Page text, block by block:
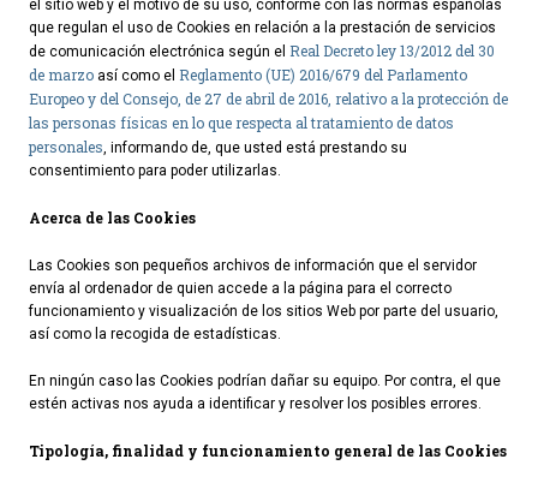
Salud
Educación
Deportes
Centros Sociales y Asistenciales
Medio Ambiente
Transportes
Seguridad
Servicios Comarcales
el sitio web y el motivo de su uso, conforme con las normas españolas
que regulan el uso de Cookies en relación a la prestación de servicios
de comunicación electrónica según el Real Decreto ley 13/2012 del 30
de marzo así como el Reglamento (UE) 2016/679 del Parlamento
Europeo y del Consejo, de 27 de abril de 2016, relativo a la protección de
las personas físicas en lo que respecta al tratamiento de datos
personales, informando de, que usted está prestando su
consentimiento para poder utilizarlas.
Acerca de las Cookies
Las Cookies son pequeños archivos de información que el servidor
envía al ordenador de quien accede a la página para el correcto
funcionamiento y visualización de los sitios Web por parte del usuario,
así como la recogida de estadísticas.
En ningún caso las Cookies podrían dañar su equipo. Por contra, el que
estén activas nos ayuda a identificar y resolver los posibles errores.
Tipología, finalidad y funcionamiento general de las Cookies